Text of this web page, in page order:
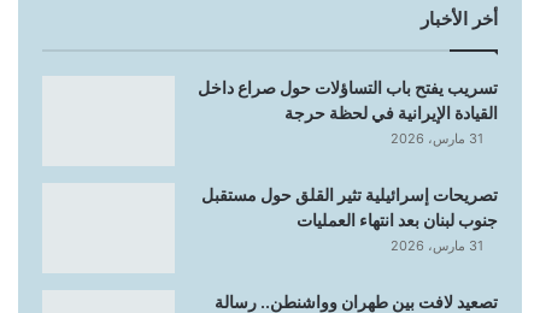
أخر الأخبار
تسريب يفتح باب التساؤلات حول صراع داخل
القيادة الإيرانية في لحظة حرجة
31 مارس، 2026
تصريحات إسرائيلية تثير القلق حول مستقبل
جنوب لبنان بعد انتهاء العمليات
31 مارس، 2026
تصعيد لافت بين طهران وواشنطن.. رسالة